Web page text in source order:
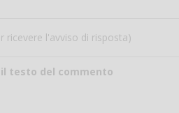
ricevere l'avviso di risposta)
testo del commento